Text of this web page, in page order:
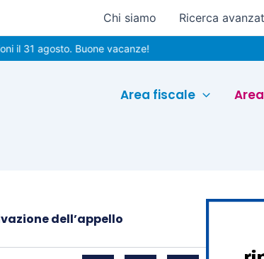
Chi siamo Ricerca
Buone vacanze!
Area fiscale
dell’appello